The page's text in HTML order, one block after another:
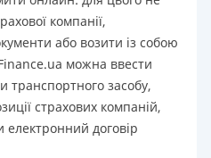
компанії,
або возити із собою
можна ввести
транспортного засобу,
страхових компаній,
електронний договір